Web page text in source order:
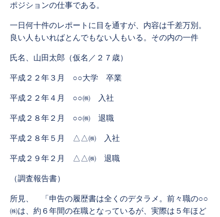
ポジションの仕事である。
一日何十件のレポートに目を通すが、内容は千差万別。
良い人もいればとんでもない人もいる。その内の一件
氏名、山田太郎（仮名／２７歳）
平成２２年３月 ○○大学 卒業
平成２２年４月 ○○㈱ 入社
平成２８年２月 ○○㈱ 退職
平成２８年５月 △△㈱ 入社
平成２９年２月 △△㈱ 退職
（調査報告書）
所見、 「申告の履歴書は全くのデタラメ。前々職の○○
㈱は、約６年間の在職となっているが、実際は５年ほど